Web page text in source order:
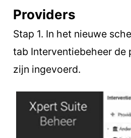
Providers
Stap 1. In het nieuwe
tab Interventiebeheer de
zijn ingevoerd.